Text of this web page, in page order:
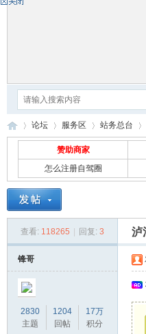
自 »
论坛
›
服务区
›
站务总台
›
赞助商家
怎么注册自驾圈
查看: 118265 回复: 3 泸
锋哥
2830
主题
1204
回帖
17万
积分